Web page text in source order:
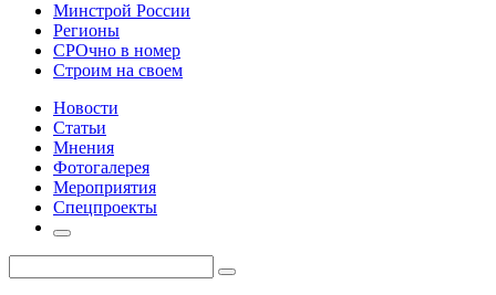
Минстрой России
Регионы
СРОчно в номер
Строим на своем
Новости
Статьи
Мнения
Фотогалерея
Мероприятия
Спецпроекты